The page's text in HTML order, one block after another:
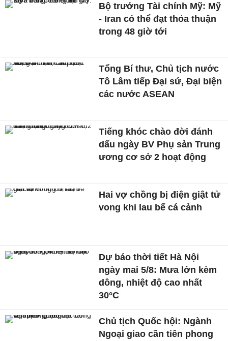
Bộ trưởng Tài chính Mỹ: Mỹ
- Iran có thể đạt thỏa thuận
trong 48 giờ tới
Tổng Bí thư, Chủ tịch nước
Tô Lâm tiếp Đại sứ, Đại biện
các nước ASEAN
Tiếng khóc chào đời đánh
dấu ngày BV Phụ sản Trung
ương cơ sở 2 hoạt động
Hai vợ chồng bị điện giật tử
vong khi lau bể cá cảnh
Dự báo thời tiết Hà Nội
ngày mai 5/8: Mưa lớn kèm
dông, nhiệt độ cao nhất
30°C
Chủ tịch Quốc hội: Ngành
Ngoại giao cần tiên phong